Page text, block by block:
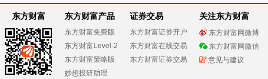
东方财富 东方财富产品
东方财富免费版
东方财富Level-2
东方财富策略版
妙想投研助理
证券交易
东方财富证券开户
东方财富在线交易
东方财富证券交易
关注东方财富
东方财富网微博
东方财富网微信
意见与建议